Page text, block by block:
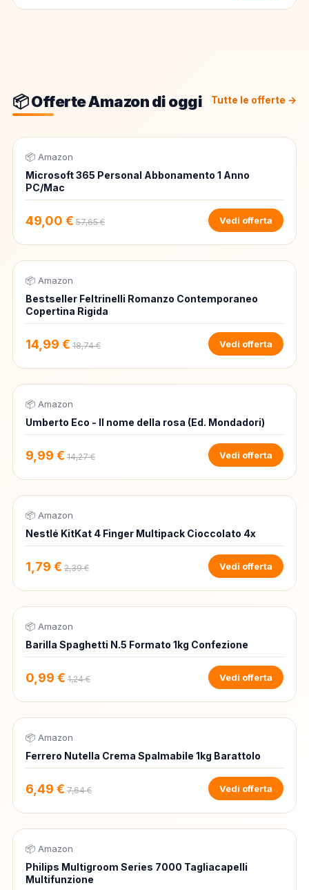
📦 Offerte Amazon di oggi Tutte le offerte →
-15%
📦 Amazon
Microsoft 365 Personal Abbonamento 1 Anno
PC/Mac
49,00 € 57,65 € Vedi offerta
-20%
📦 Amazon
Bestseller Feltrinelli Romanzo Contemporaneo
Copertina Rigida
14,99 € 18,74 € Vedi offerta
-30%
📦 Amazon
Umberto Eco - Il nome della rosa (Ed. Mondadori)
9,99 € 14,27 € Vedi offerta
-25%
📦 Amazon
Nestlé KitKat 4 Finger Multipack Cioccolato 4x
1,79 € 2,39 € Vedi offerta
-20%
📦 Amazon
Barilla Spaghetti N.5 Formato 1kg Confezione
0,99 € 1,24 € Vedi offerta
-15%
📦 Amazon
Ferrero Nutella Crema Spalmabile 1kg Barattolo
6,49 € 7,64 € Vedi offerta
-35%
📦 Amazon
Philips Multigroom Series 7000 Tagliacapelli
Multifunzione